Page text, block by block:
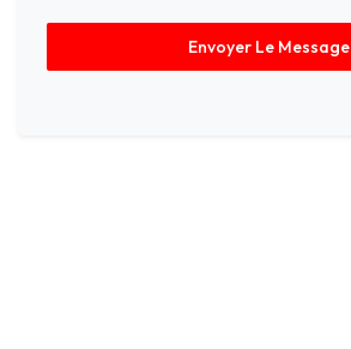
Envoyer Le Message